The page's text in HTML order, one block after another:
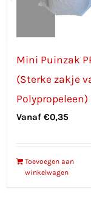
Mini Puinzak
(Sterke zakje
Polypropeleen)
Vanaf €0,35
Toevoegen aan
winkelwagen